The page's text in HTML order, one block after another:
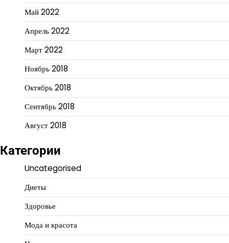
Май 2022
Апрель 2022
Март 2022
Ноябрь 2018
Октябрь 2018
Сентябрь 2018
Август 2018
Категории
Uncategorised
Диеты
Здоровье
Мода и красота